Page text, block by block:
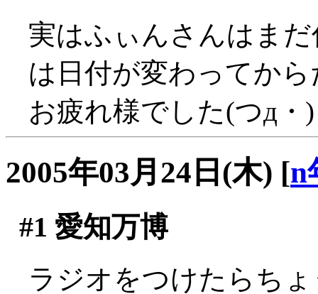
実はふぃんさんはま
は日付が変わってか
お疲れ様でした(つд・)
2005年03月24日(木) [n
#1 愛知万博
ラジオをつけたらち